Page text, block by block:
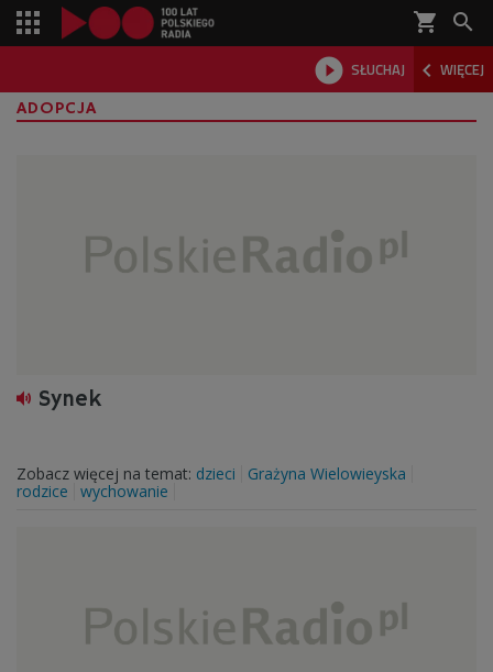
shopping_cart 
 SŁUCHAJ  WIĘCEJ

ADOPCJA
Synek
Zobacz więcej na temat: dzieci
Grażyna Wielowieyska
rodzice
wychowanie